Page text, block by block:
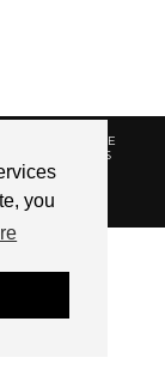
you
POLITIQUE DE
LIENS